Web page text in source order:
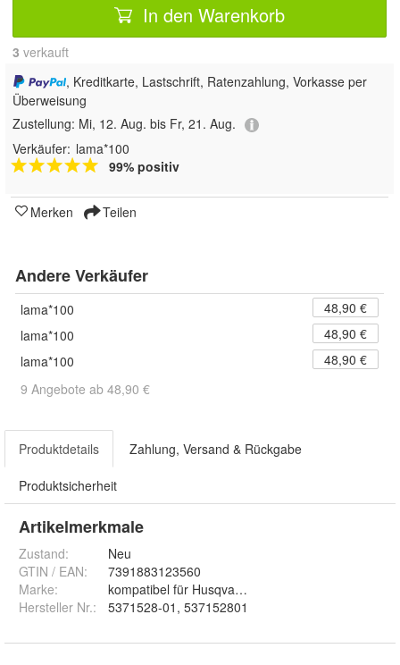
In den Warenkorb
3 verkauft
, Kreditkarte, Lastschrift, Ratenzahlung, Vorkasse per
Überweisung
Zustellung: Mi, 12. Aug. bis Fr, 21. Aug.
Verkäufer: lama*100
99% positiv
Merken Teilen
Andere Verkäufer
lama*100
48,90 €
lama*100
48,90 €
lama*100
48,90 €
9 Angebote ab 48,90 €
Produktdetails Zahlung, Versand & Rückgabe
Produktsicherheit
Artikelmerkmale
Zustand:
Neu
GTIN / EAN:
7391883123560
Marke:
kompatibel für Husqvarna
Hersteller Nr.:
5371528-01, 537152801